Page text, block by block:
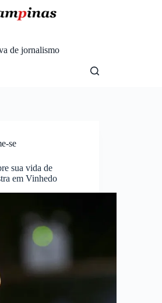
de jornalismo
se
sua vida de
em Vinhedo